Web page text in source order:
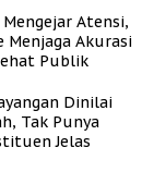
Atensi,
Menjaga Akurasi
Publik
Dinilai
Tak Punya
Jelas